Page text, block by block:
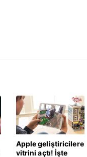
Apple geliştiricilere
vitrini açtı! İşte